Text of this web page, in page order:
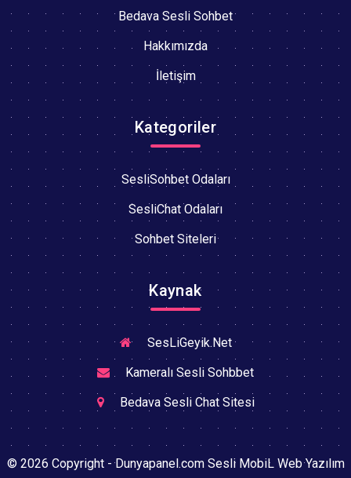
Bedava Sesli Sohbet
Hakkımızda
İletişim
Kategoriler
SesliSohbet Odaları
SesliChat Odaları
Sohbet Siteleri
Kaynak
SesLiGeyik.Net
Kameralı Sesli Sohbbet
Bedava Sesli Chat Sitesi
© 2026 Copyright - Dunyapanel.com Sesli MobiL Web Yazılım